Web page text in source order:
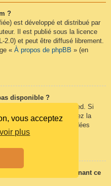
vous acceptez
plus
?
est développé et distribué par
Il est publié sous la licence
2.0) et peut être diffusé librement.
« À propos de phpBB » (en
disponible ?
licence par phpBB Limited. Si
d’être ajoutée, visitez la
pouvez voter pour des idées
légales concernant ce